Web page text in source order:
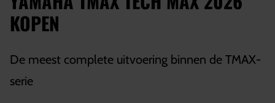
KOPEN
De meest complete uitvoering binnen de TMAX-
serie